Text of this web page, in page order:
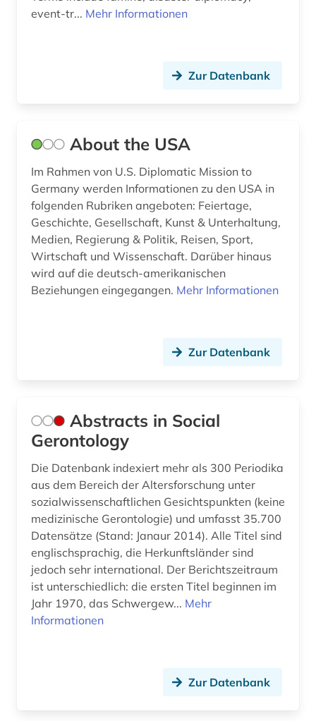
bevölkerungsumfrage (1)
bewegungsverhalten (1)
bibliografie (35)
bibliografin (1)
bibliographie (14)
bibliothek (2)
bildpostkarte (1)
bildung (8)
bildung in der sozialarbeit (1)
bildungschancen (1)
bildungsforschung (8)
bildungsinstitutionen (1)
event-tr... Mehr Informationen
Zur Datenbank
About the USA
Im Rahmen von U.S. Diplomatic Mission to
Germany werden Informationen zu den USA in
folgenden Rubriken angeboten: Feiertage,
Geschichte, Gesellschaft, Kunst & Unterhaltung,
Medien, Regierung & Politik, Reisen, Sport,
Wirtschaft und Wissenschaft. Darüber hinaus
wird auf die deutsch-amerikanischen
Beziehungen eingegangen. Mehr Informationen
Zur Datenbank
Abstracts in Social
Gerontology
Die Datenbank indexiert mehr als 300 Periodika
aus dem Bereich der Altersforschung unter
sozialwissenschaftlichen Gesichtspunkten (keine
medizinische Gerontologie) und umfasst 35.700
Datensätze (Stand: Janaur 2014). Alle Titel sind
englischsprachig, die Herkunftsländer sind
jedoch sehr international. Der Berichtszeitraum
ist unterschiedlich: die ersten Titel beginnen im
Jahr 1970, das Schwergew... Mehr
Informationen
Zur Datenbank